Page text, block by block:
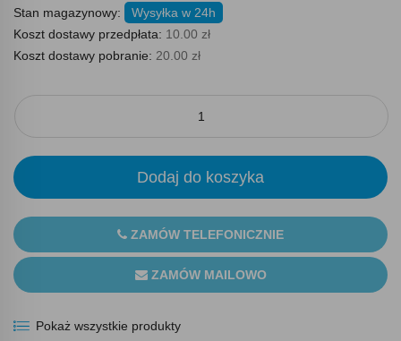
Stan magazynowy:
Wysyłka w 24h
Koszt dostawy przedpłata: 10.00 zł
Koszt dostawy pobranie: 20.00 zł
Dodaj do koszyka
ZAMÓW TELEFONICZNIE
ZAMÓW MAILOWO
Pokaż wszystkie produkty